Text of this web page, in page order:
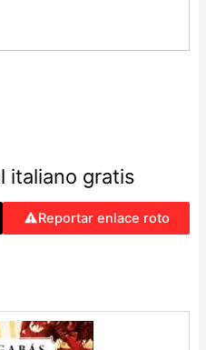
italiano gratis
Reportar enlace roto